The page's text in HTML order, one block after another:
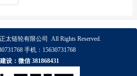
太链轮有限公司 All Rights Reserved.
手机： 15630731768
设：微信 381868431